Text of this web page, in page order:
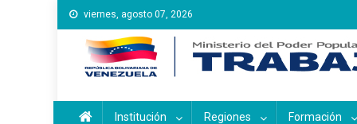
Saltar
al
contenido
viernes, agosto 07, 2026
Instituto Nacional de
Inces
Institución Regiones Formación